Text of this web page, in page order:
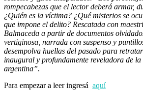
rompecabezas que el lector deberá armar,
¿Quién es la víctima? ¿Qué misterios se
que impone el delito? Rescatada con
Balmaceda a partir de documentos
vertiginosa, narrada con suspenso y
desempolva huellas del pasado para
inaugural y profundamente reveladora de
argentina”.
Para empezar a leer ingresá aquí